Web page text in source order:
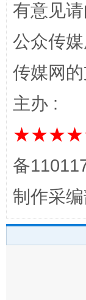
东山县通报
有意见
公众传
传媒网
主办 :
备
制作采